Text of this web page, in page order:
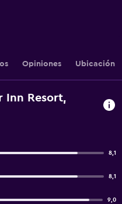
Opiniones Ubicación
Inn Resort,
8,1
8,1
9,0